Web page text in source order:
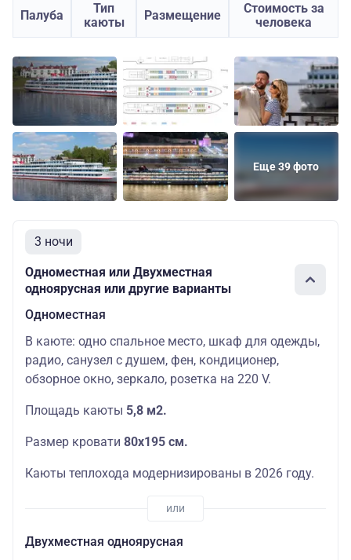
Палуба
Тип
каюты
Размещение
Стоимость за
человека
Еще 39 фото
3 ночи
Одноместная или Двухместная
одноярусная или другие варианты
Одноместная
В каюте: одно спальное место, шкаф для одежды,
радио, санузел с душем, фен, кондиционер,
обзорное окно, зеркало, розетка на 220 V.
Площадь каюты 5,8 м2.
Размер кровати 80х195 см.
Каюты теплохода модернизированы в 2026 году.
Двухместная одноярусная